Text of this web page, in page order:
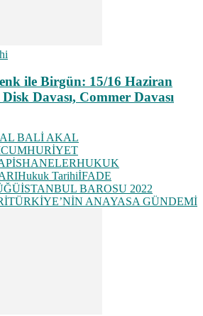
ile Birgün: 15/16 Haziran
Davası, Commer Davası
BALİ AKAL
CUMHURİYET
HUKUK
Hukuk TarihiİFADE
İSTANBUL BAROSU 2022
TÜRKİYE’NİN ANAYASA GÜNDEMİ